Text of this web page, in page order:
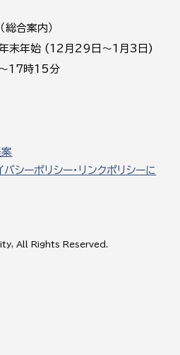
合案内）
年末年始 (12月29日～1月3日)
17時15分
案
シーポリシー・リンクポリシーに
All Rights Reserved.